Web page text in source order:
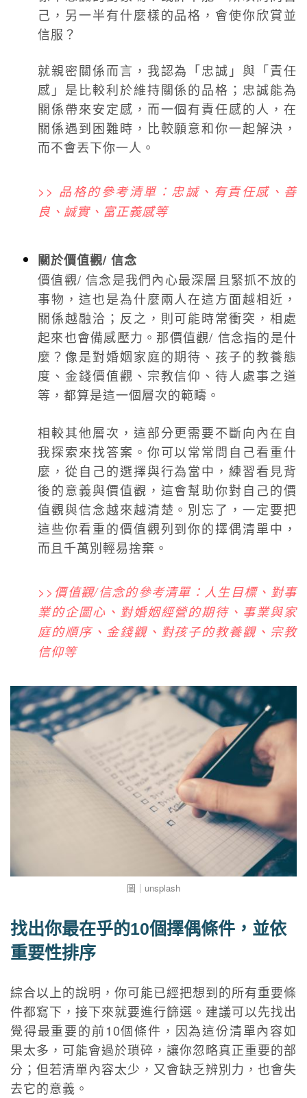
己，另一半有什麼樣的品格，會使你欣賞並
信服？
就親密關係而言，我認為「忠誠」與「責任
感」是比較利於維持關係的品格；忠誠能為
關係帶來安定感，而一個有責任感的人，在
關係遇到困難時，比較願意和你一起解決，
而不會丟下你一人。
>> 品格的參考清單：忠誠、有責任感、善
良、誠實、富正義感等
關於價值觀/ 信念
價值觀/ 信念是我們內心最深層且緊抓不放的
事物，這也是為什麼兩人在這方面越相近，
關係越融洽；反之，則可能時常衝突，相處
起來也會備感壓力。那價值觀/ 信念指的是什
麼？像是對婚姻家庭的期待、孩子的教養態
度、金錢價值觀、宗教信仰、待人處事之道
等，都算是這一個層次的範疇。
相較其他層次，這部分更需要不斷向內在自
我探索來找答案。你可以常常問自己看重什
麼，從自己的選擇與行為當中，練習看見背
後的意義與價值觀，這會幫助你對自己的價
值觀與信念越來越清楚。別忘了，一定要把
這些你看重的價值觀列到你的擇偶清單中，
而且千萬別輕易捨棄。
>>價值觀/信念的參考清單：人生目標、對事
業的企圖心、對婚姻經營的期待、事業與家
庭的順序、金錢觀、對孩子的教養觀、宗教
信仰等
圖｜unsplash
找出你最在乎的10個擇偶條件，並依
重要性排序
綜合以上的說明，你可能已經把想到的所有重要條
件都寫下，接下來就要進行篩選。建議可以先找出
覺得最重要的前10個條件，因為這份清單內容如
果太多，可能會過於瑣碎，讓你忽略真正重要的部
分；但若清單內容太少，又會缺乏辨別力，也會失
去它的意義。